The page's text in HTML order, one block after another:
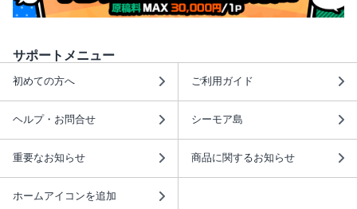
サポートメニュー
初めての方へ ご利用ガイド
ヘルプ・お問合せ シーモア島
重要なお知らせ 商品に関するお知らせ
ホームアイコンを追加